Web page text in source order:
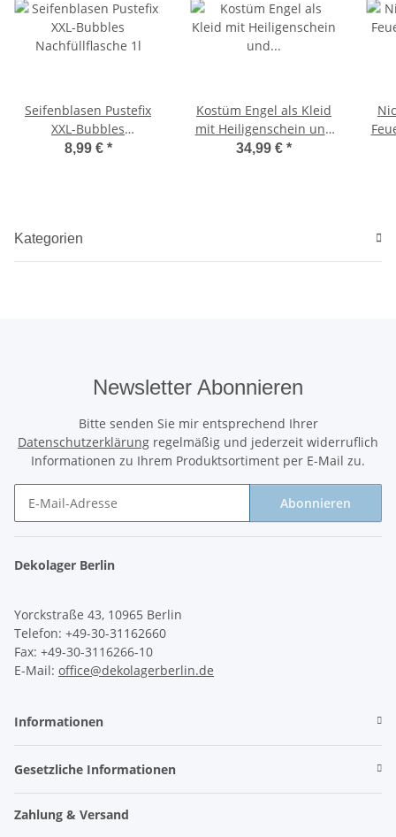
Seifenblasen Pustefix
XXL-Bubbles
Nachfüllflasche 1l
8,99 € *
Kostüm Engel als Kleid
mit Heiligenschein und
Flügeln
34,99 € *
Kategorien
Newsletter Abonnieren
Bitte senden Sie mir entsprechend Ihrer
Datenschutzerklärung regelmäßig und jederzeit widerruflich
Informationen zu Ihrem Produktsortiment per E-Mail zu.
Abonnieren
Dekolager Berlin
Yorckstraße 43, 10965 Berlin
Telefon: +49-30-31162660
Fax: +49-30-3116266-10
E-Mail: office@dekolagerberlin.de
Informationen
Gesetzliche Informationen
Zahlung & Versand